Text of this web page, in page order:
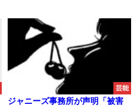
芸能
ジャニーズ事務所が声明「被害